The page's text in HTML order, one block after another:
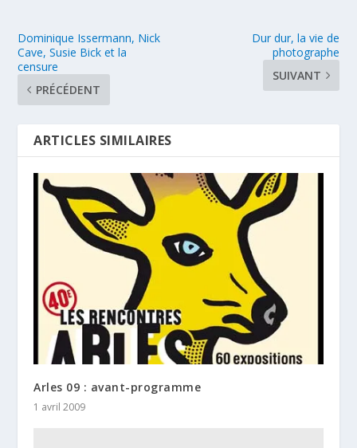
Dominique Issermann, Nick
Cave, Susie Bick et la
censure
PRÉCÉDENT
Dur dur, la vie de
photographe
SUIVANT
ARTICLES SIMILAIRES
Arles 09 : avant-programme
1 avril 2009